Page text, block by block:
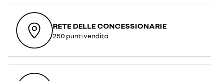
RETE DELLE CONCESSIONARIE
250 punti vendita